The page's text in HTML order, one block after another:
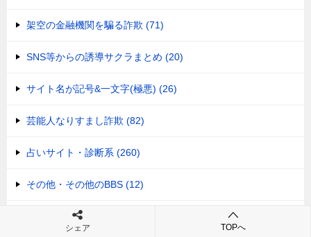
架空の金融機関を騙る詐欺 (71)
SNS等からの誘導サクラまとめ (20)
サイト名が記号&一文字(極悪) (26)
芸能人なりすまし詐欺 (82)
占いサイト・診断系 (260)
その他・その他のBBS (12)
結婚・婚活サイト (25)
シェア TOPへ